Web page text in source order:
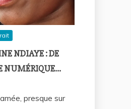
NDIAYE : DE
NUMÉRIQUE
SANS
presque sur